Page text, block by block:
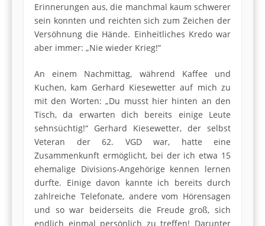
Erinnerungen aus, die manchmal kaum schwerer
sein konnten und reichten sich zum Zeichen der
Versöhnung die Hände. Einheitliches Kredo war
aber immer: „Nie wieder Krieg!“
An einem Nachmittag, während Kaffee und
Kuchen, kam Gerhard Kiesewetter auf mich zu
mit den Worten: „Du musst hier hinten an den
Tisch, da erwarten dich bereits einige Leute
sehnsüchtig!“ Gerhard Kiesewetter, der selbst
Veteran der 62. VGD war, hatte eine
Zusammenkunft ermöglicht, bei der ich etwa 15
ehemalige Divisions-Angehörige kennen lernen
durfte. Einige davon kannte ich bereits durch
zahlreiche Telefonate, andere vom Hörensagen
und so war beiderseits die Freude groß, sich
endlich einmal persönlich zu treffen! Darunter